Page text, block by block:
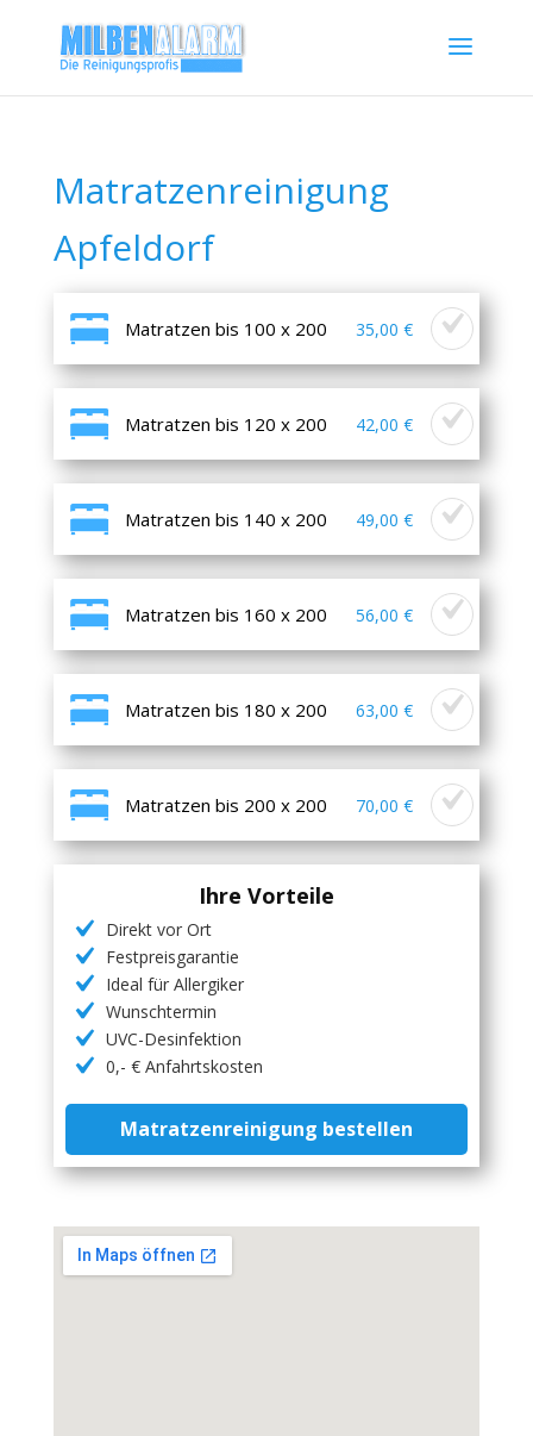
Matratzenreinigung
Apfeldorf
Matratzen bis 100 x 200 35,00 €
Matratzen bis 120 x 200 42,00 €
Matratzen bis 140 x 200 49,00 €
Matratzen bis 160 x 200 56,00 €
Matratzen bis 180 x 200 63,00 €
Matratzen bis 200 x 200 70,00 €
Ihre Vorteile
Direkt vor Ort
Festpreisgarantie
Ideal für Allergiker
Wunschtermin
UVC-Desinfektion
0,- € Anfahrtskosten
Matratzenreinigung bestellen